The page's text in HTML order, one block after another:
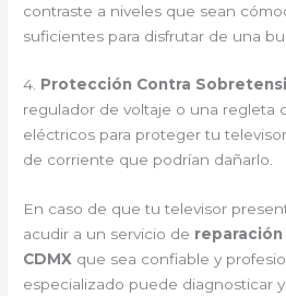
contraste a niveles que sean
suficientes para disfrutar de una
4. Protección Contra
regulador de voltaje o una regleta
eléctricos para proteger tu
de corriente que podrían dañarlo.
En caso de que tu televisor
acudir a un servicio de
CDMX que sea confiable y
especializado puede diagnosticar